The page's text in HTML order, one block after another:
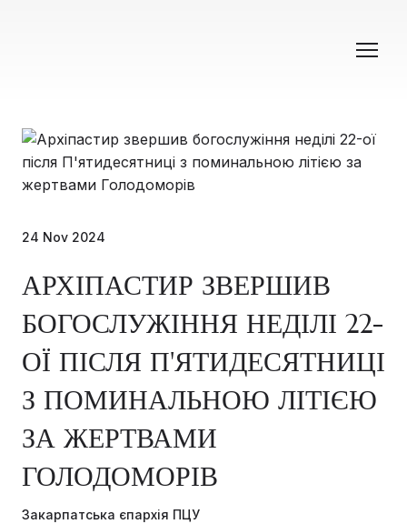
24 Nov 2024
АРХІПАСТИР ЗВЕРШИВ
БОГОСЛУЖІННЯ НЕДІЛІ 22-
ОЇ ПІСЛЯ П'ЯТИДЕСЯТНИЦІ
З ПОМИНАЛЬНОЮ ЛІТІЄЮ
ЗА ЖЕРТВАМИ
ГОЛОДОМОРІВ
Закарпатська єпархія ПЦУ